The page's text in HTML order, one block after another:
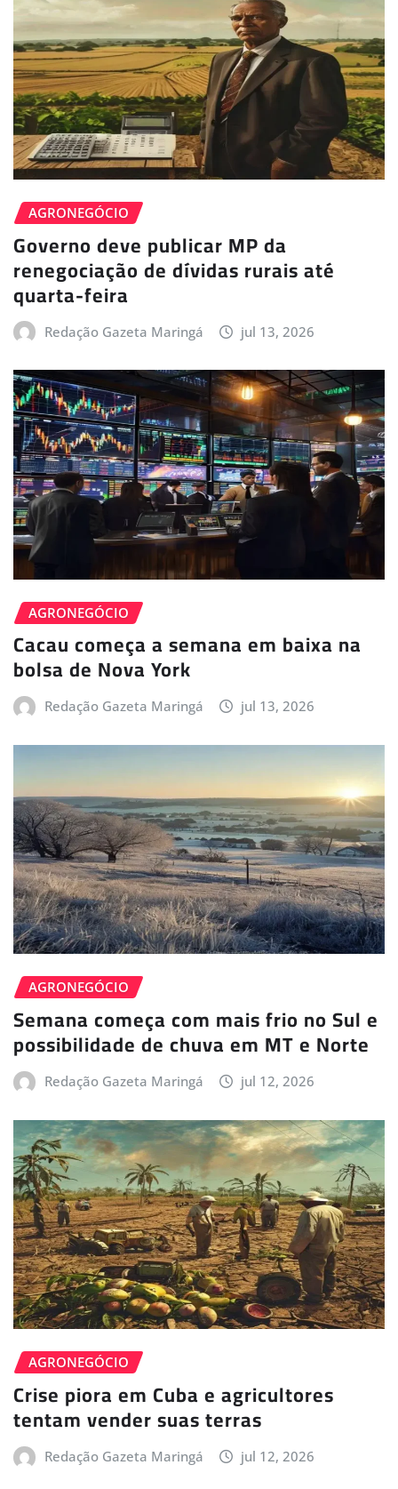
AGRONEGÓCIO
Governo deve publicar MP da
renegociação de dívidas rurais até
quarta-feira
Redação Gazeta Maringá jul 13, 2026
AGRONEGÓCIO
Cacau começa a semana em baixa na
bolsa de Nova York
Redação Gazeta Maringá jul 13, 2026
AGRONEGÓCIO
Semana começa com mais frio no Sul e
possibilidade de chuva em MT e Norte
Redação Gazeta Maringá jul 12, 2026
AGRONEGÓCIO
Crise piora em Cuba e agricultores
tentam vender suas terras
Redação Gazeta Maringá jul 12, 2026